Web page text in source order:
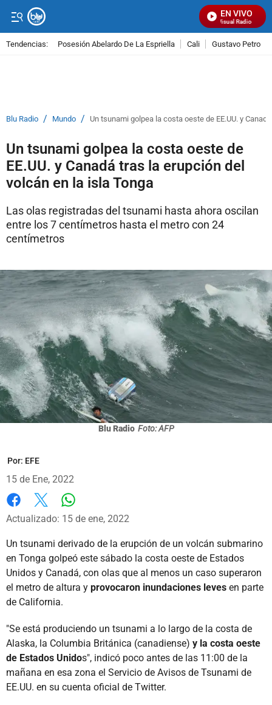
EN VIVO
Señal Visual Radio
Tendencias: Posesión Abelardo De La Espriella Cali Gustavo Petro
Blu Radio / Mundo / Un tsunami golpea la costa oeste de EE.UU. y
Un tsunami golpea la costa oeste de
EE.UU. y Canadá tras la erupción del
volcán en la isla Tonga
Las olas registradas del tsunami hasta ahora oscilan
entre los 7 centímetros hasta el metro con 24
centímetros
Blu Radio Foto: AFP
Por: EFE
15 de Ene, 2022
Facebook
X
Actualizado: 15 de ene, 2022
Un tsunami derivado de la erupción de un volcán submarino
en Tonga golpeó este sábado la costa oeste de Estados
Unidos y Canadá, con olas que al menos un caso superaron
el metro de altura y provocaron inundaciones leves en parte
de California.
"Se está produciendo un tsunami a lo largo de la costa de
Alaska, la Columbia Británica (canadiense) y la costa oeste
de Estados Unidos", indicó poco antes de las 11:00 de la
mañana en esa zona el Servicio de Avisos de Tsunami de
EE.UU. en su cuenta oficial de Twitter.